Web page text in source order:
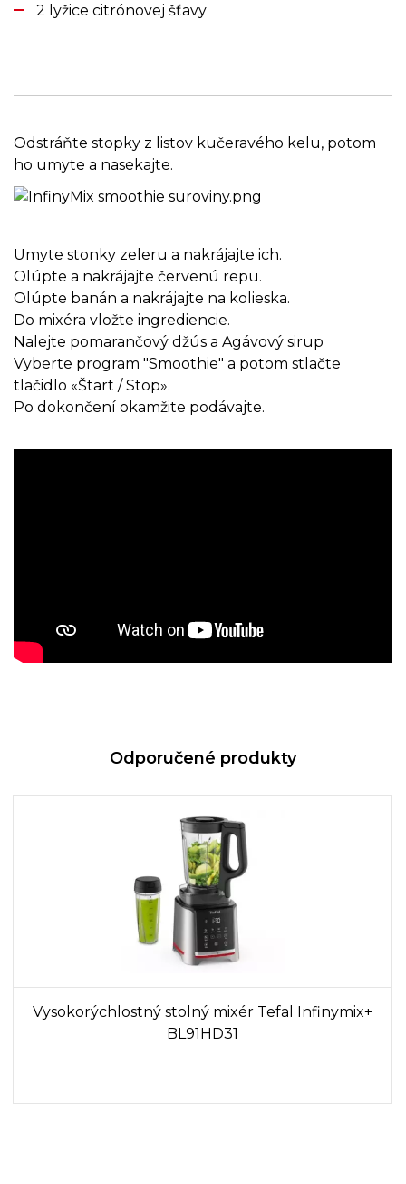
2 lyžice citrónovej šťavy
Odstráňte stopky z listov kučeravého kelu, potom
ho umyte a nasekajte.
Umyte stonky zeleru a nakrájajte ich.
Olúpte a nakrájajte červenú repu.
Olúpte banán a nakrájajte na kolieska.
Do mixéra vložte ingrediencie.
Nalejte pomarančový džús a Agávový sirup
Vyberte program "Smoothie" a potom stlačte
tlačidlo «Štart / Stop».
Po dokončení okamžite podávajte.
Odporučené produkty
Vysokorýchlostný stolný mixér Tefal Infinymix+
BL91HD31